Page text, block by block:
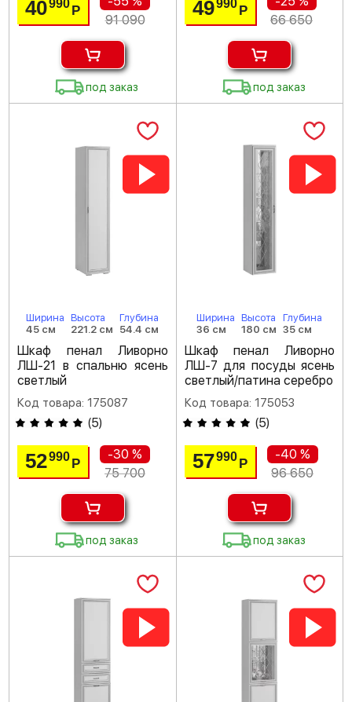
40990Р
91 090
под заказ
49990 Р
66 650
под заказ
Ширина
45 см
Высота
221.2 см
Глубина
54.4 см
Шкаф пенал Ливорно
ЛШ-21 в спальню ясень
светлый
Код товара: 175087
(5)
52990Р
-30 %
75 700
под заказ
Ширина
36 см
Высота
180 см
Глубина
35 см
Шкаф пенал Ливорно
ЛШ-7 для посуды ясень
светлый/патина серебро
Код товара: 175053
(5)
57990 Р
-40 %
96 650
под заказ